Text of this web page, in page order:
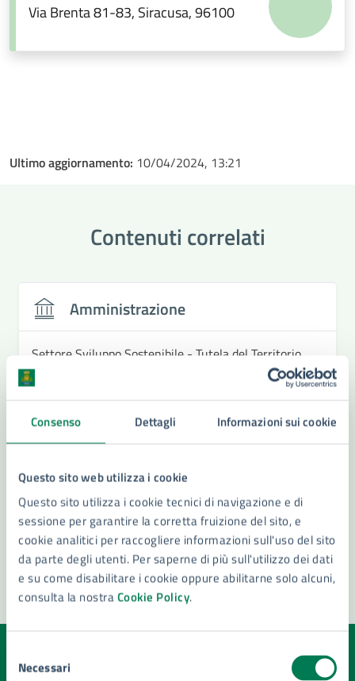
Consenso Dettagli Informazioni sui cookie
Questo sito web utilizza i cookie
Questo sito utilizza i cookie tecnici di navigazione e di
sessione per garantire la corretta fruizione del sito, e
cookie analitici per raccogliere informazioni sull'uso del sito
da parte degli utenti. Per saperne di più sull'utilizzo dei dati
e su come disabilitare i cookie oppure abilitarne solo alcuni,
consulta la nostraCookie Policy.
delNecessari
Via Brenta 81-83, Siracusa, 96100
Ultimo aggiornamento: 10/04/2024, 13:21
Contenuti correlati
Amministrazione
Settore Sviluppo Sostenibile - Tutela del Territorio
e dell'Ambiente - Transizione Energetica
Quanto sono chiare le informazioni su questa